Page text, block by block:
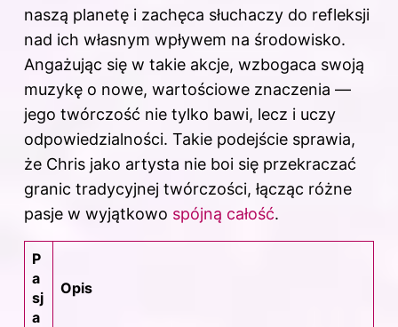
naszą planetę i zachęca słuchaczy do refleksji
nad ich własnym wpływem na środowisko.
Angażując się w takie akcje, wzbogaca swoją
muzykę o nowe, wartościowe znaczenia —
jego twórczość nie tylko bawi, lecz i uczy
odpowiedzialności. Takie podejście sprawia,
że Chris jako artysta nie boi się przekraczać
granic tradycyjnej twórczości, łącząc różne
pasje w wyjątkowo spójną całość.
P
a
sj
a
Opis